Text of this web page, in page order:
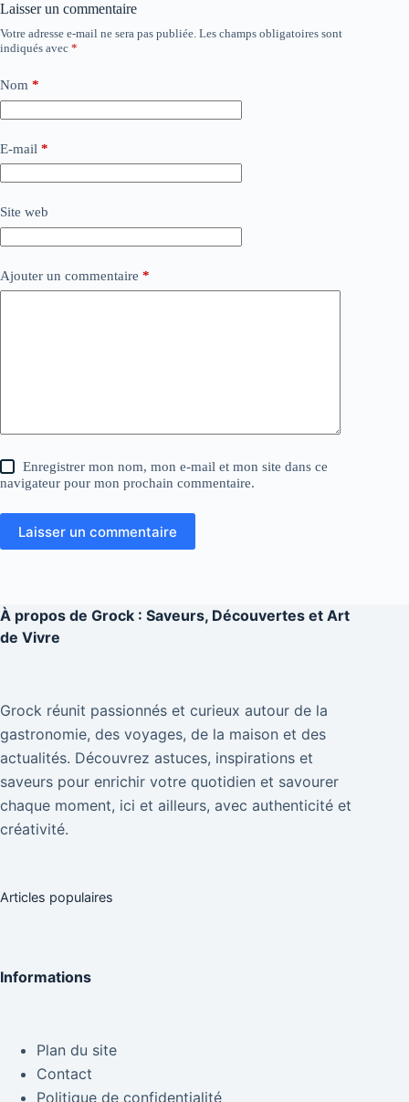
Laisser un commentaire
Votre adresse e-mail ne sera pas publiée. Les champs obligatoires sont
indiqués avec *
Nom *
E-mail *
Site web
Ajouter un commentaire *
Enregistrer mon nom, mon e-mail et mon site dans ce
navigateur pour mon prochain commentaire.
Laisser un commentaire
À propos de Grock : Saveurs, Découvertes et Art
de Vivre
Grock réunit passionnés et curieux autour de la
gastronomie, des voyages, de la maison et des
actualités. Découvrez astuces, inspirations et
saveurs pour enrichir votre quotidien et savourer
chaque moment, ici et ailleurs, avec authenticité et
créativité.
Articles populaires
Informations
Plan du site
Contact
Politique de confidentialité